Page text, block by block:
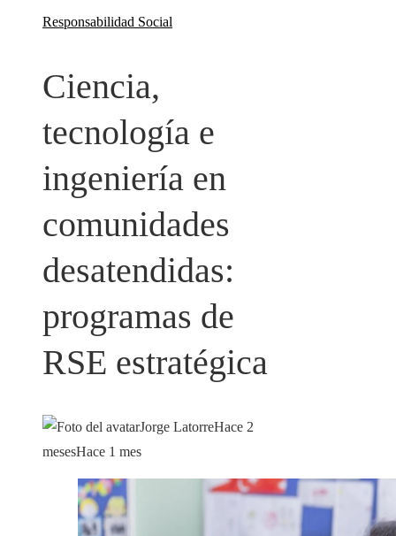
Responsabilidad Social
Ciencia,
tecnología e
ingeniería en
comunidades
desatendidas:
programas de
RSE estratégica
Jorge LatorreHace 2
mesesHace 1 mes